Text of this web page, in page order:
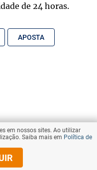
de 24 horas.
APOSTA
em nossos sites. Ao utilizar
Saiba mais em Política de